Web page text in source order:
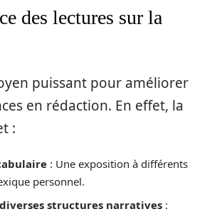
des lectures sur la
puissant pour améliorer
en rédaction. En effet, la
:
: Une exposition à différents
personnel.
structures narratives :